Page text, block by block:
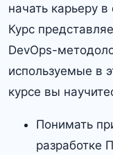
начать карьеру
Курс
DevOps-
используемые в
курсе вы
Понимать
разработке